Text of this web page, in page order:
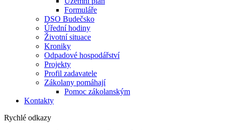
Formuláře
DSO Budečsko
Úřední hodiny
Životní situace
Kroniky
Odpadové hospodářství
Projekty
Profil zadavatele
Zákolany pomáhají
Pomoc zákolanským
Kontakty
Rychlé odkazy